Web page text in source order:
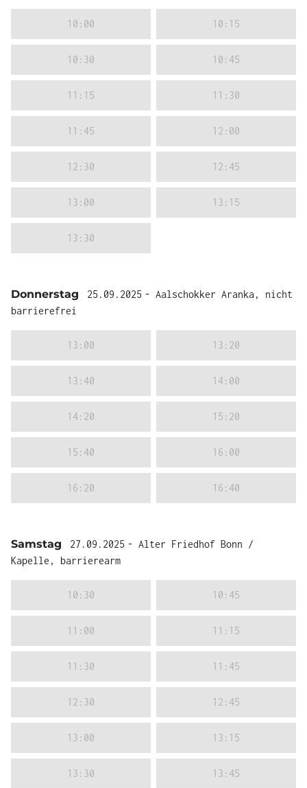
10:00 10:15
10:30 10:45
11:15 11:30
11:45 12:00
12:30 12:45
13:00 13:15
13:30
Donnerstag 25.09.2025 - Aalschokker Aranka, nicht
barrierefrei
13:00 13:20
13:40 14:00
14:20 15:20
15:40 16:00
16:20 16:40
Samstag 27.09.2025 - Alter Friedhof Bonn /
Kapelle, barrierearm
10:30 10:45
11:00 11:15
11:30 11:45
12:30 12:45
13:00 13:15
13:30 13:45